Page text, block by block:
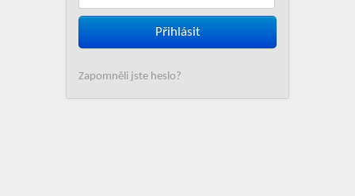
Zapomněli jste heslo?